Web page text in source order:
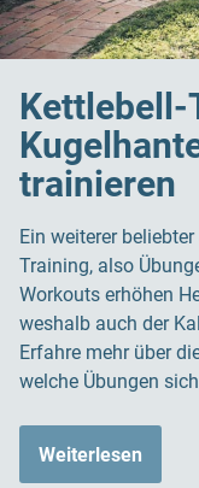
trainieren
Ein weiterer
Training, also
Workouts erhöhen
weshalb auch der
Erfahre mehr über
welche Übungen
Weiterlesen